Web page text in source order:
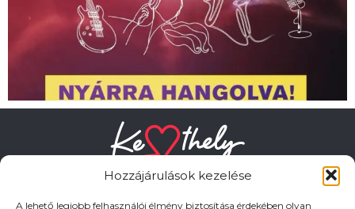
Hozzájárulások kezelése
A lehető legjobb felhasználói élmény biztosítása érdekében olyan